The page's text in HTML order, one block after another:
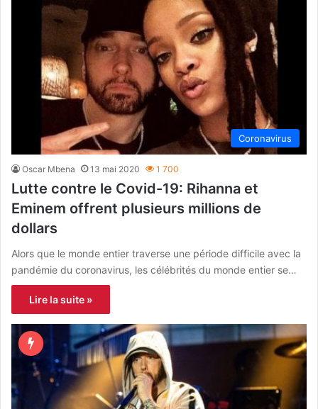
Coronavirus
Oscar Mbena 13 mai 2020 1 700
Lutte contre le Covid-19: Rihanna et
Eminem offrent plusieurs millions de
dollars
Alors que le monde entier traverse une période difficile avec la
pandémie du coronavirus, les célébrités du monde entier se…
Lire la suite »